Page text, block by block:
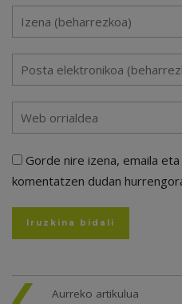
Gorde nire izena, emaila
komentatzen dudan
Aurreko artikulua